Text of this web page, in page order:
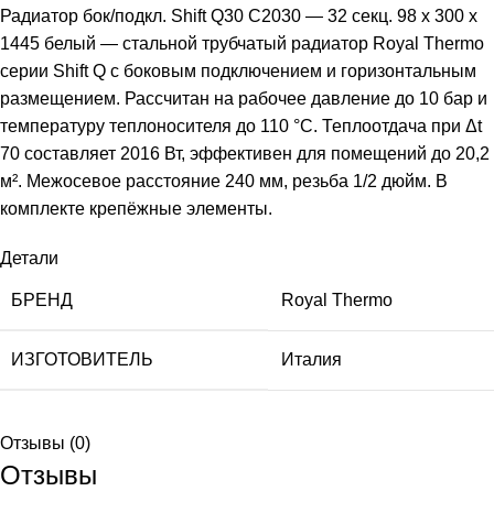
Радиатор бок/подкл. Shift Q30 C2030 — 32 секц. 98 х 300 х
1445 белый — стальной трубчатый радиатор Royal Thermo
серии Shift Q с боковым подключением и горизонтальным
размещением. Рассчитан на рабочее давление до 10 бар и
температуру теплоносителя до 110 °С. Теплоотдача при Δt
70 составляет 2016 Вт, эффективен для помещений до 20,2
м². Межосевое расстояние 240 мм, резьба 1/2 дюйм. В
комплекте крепёжные элементы.
Детали
БРЕНД Royal Thermo
ИЗГОТОВИТЕЛЬ Италия
Отзывы (0)
Отзывы